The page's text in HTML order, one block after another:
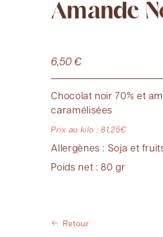
Amande
6,50€
Chocolat noir 70% et
caramélisées
Prix au kilo : 81,25€
Allergènes : Soja et
Poids net : 80 gr
Retour